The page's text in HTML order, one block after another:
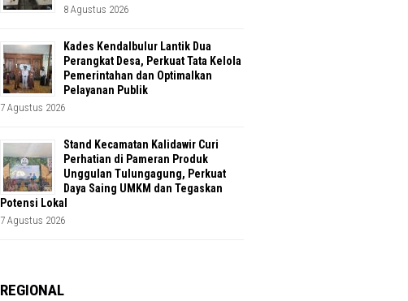
8 Agustus 2026
Kades Kendalbulur Lantik Dua
Perangkat Desa, Perkuat Tata Kelola
Pemerintahan dan Optimalkan
Pelayanan Publik
7 Agustus 2026
Stand Kecamatan Kalidawir Curi
Perhatian di Pameran Produk
Unggulan Tulungagung, Perkuat
Daya Saing UMKM dan Tegaskan
Potensi Lokal
7 Agustus 2026
REGIONAL